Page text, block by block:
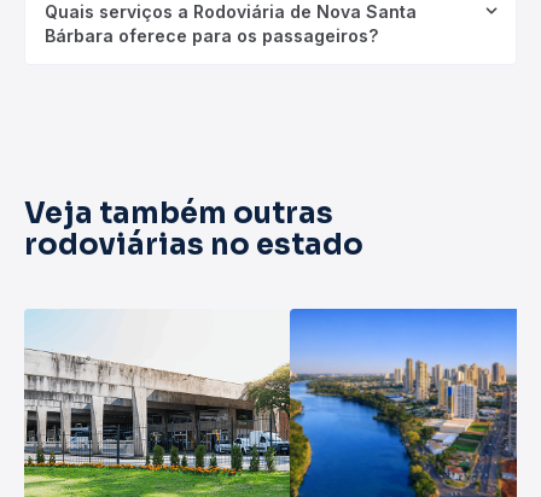
Quais serviços a Rodoviária de Nova Santa
Bárbara oferece para os passageiros?
Veja também outras
rodoviárias no estado